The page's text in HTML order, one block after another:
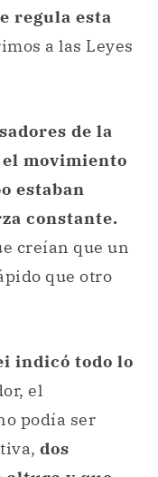
regula esta
a las Leyes
de la
movimiento
estaban
constante.
creían que un
que otro
indicó todo lo
el
podía ser
dos